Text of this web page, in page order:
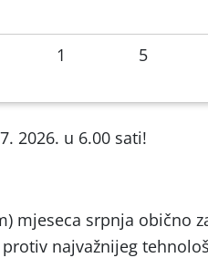
1 5
2026. u 6.00 sati!
mjeseca srpnja obično
najvažnijeg